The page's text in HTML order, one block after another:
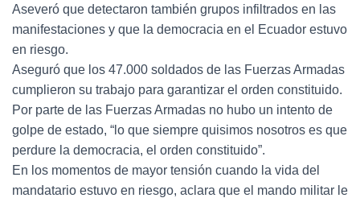
Aseveró que detectaron también grupos infiltrados en las
manifestaciones y que la democracia en el Ecuador estuvo
en riesgo.
Aseguró que los 47.000 soldados de las Fuerzas Armadas
cumplieron su trabajo para garantizar el orden constituido.
Por parte de las Fuerzas Armadas no hubo un intento de
golpe de estado, “lo que siempre quisimos nosotros es que
perdure la democracia, el orden constituido”.
En los momentos de mayor tensión cuando la vida del
mandatario estuvo en riesgo, aclara que el mando militar le